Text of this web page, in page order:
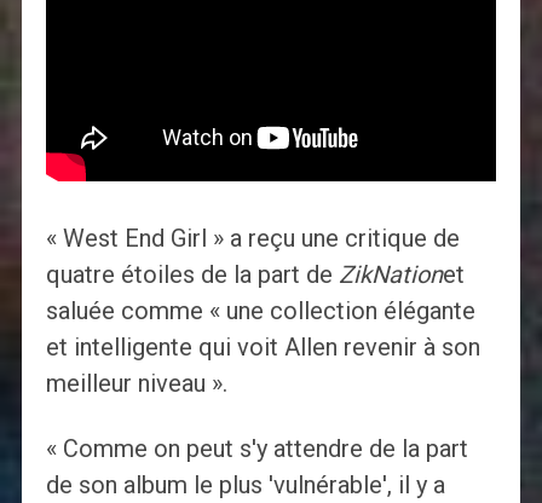
« West End Girl » a reçu une critique de
quatre étoiles de la part de ZikNationet
saluée comme « une collection élégante
et intelligente qui voit Allen revenir à son
meilleur niveau ».
« Comme on peut s'y attendre de la part
de son album le plus 'vulnérable', il y a